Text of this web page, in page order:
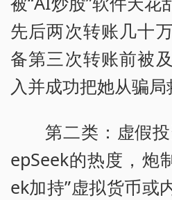
先后两次转账几十
备第三次转账前被
入并成功把她从骗局
第二类：虚假
epSeek的热度，炮
ek加持”虚拟货币或